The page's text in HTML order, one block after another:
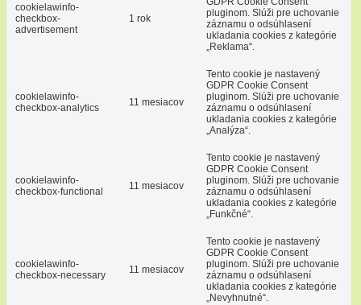
cookielawinfo-
checkbox-
advertisement
1 rok
pluginom. Slúži pre uchovanie
záznamu o odsúhlasení
ukladania cookies z kategórie
„Reklama“.
cookielawinfo-
checkbox-analytics
11 mesiacov
Tento cookie je nastavený
GDPR Cookie Consent
pluginom. Slúži pre uchovanie
záznamu o odsúhlasení
ukladania cookies z kategórie
„Analýza“.
cookielawinfo-
checkbox-functional
11 mesiacov
Tento cookie je nastavený
GDPR Cookie Consent
pluginom. Slúži pre uchovanie
záznamu o odsúhlasení
ukladania cookies z kategórie
„Funkčné“.
cookielawinfo-
checkbox-necessary
11 mesiacov
Tento cookie je nastavený
GDPR Cookie Consent
pluginom. Slúži pre uchovanie
záznamu o odsúhlasení
ukladania cookies z kategórie
„Nevyhnutné“.